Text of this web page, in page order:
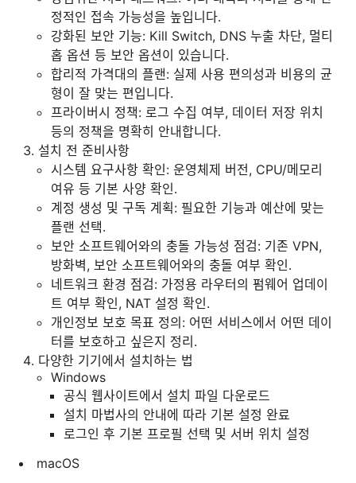
정적인 접속 가능성을 높입니다.
강화된 보안 기능: Kill Switch, DNS 누출 차단, 멀티
홉 옵션 등 보안 옵션이 있습니다.
합리적 가격대의 플랜: 실제 사용 편의성과 비용의 균
형이 잘 맞는 편입니다.
프라이버시 정책: 로그 수집 여부, 데이터 저장 위치
등의 정책을 명확히 안내합니다.
설치 전 준비사항
시스템 요구사항 확인: 운영체제 버전, CPU/메모리
여유 등 기본 사양 확인.
계정 생성 및 구독 계획: 필요한 기능과 예산에 맞는
플랜 선택.
보안 소프트웨어와의 충돌 가능성 점검: 기존 VPN,
방화벽, 보안 소프트웨어와의 충돌 여부 확인.
네트워크 환경 점검: 가정용 라우터의 펌웨어 업데이
트 여부 확인, NAT 설정 확인.
개인정보 보호 목표 정의: 어떤 서비스에서 어떤 데이
터를 보호하고 싶은지 정리.
다양한 기기에서 설치하는 법
Windows
공식 웹사이트에서 설치 파일 다운로드
설치 마법사의 안내에 따라 기본 설정 완료
로그인 후 기본 프로필 선택 및 서버 위치 설정
macOS